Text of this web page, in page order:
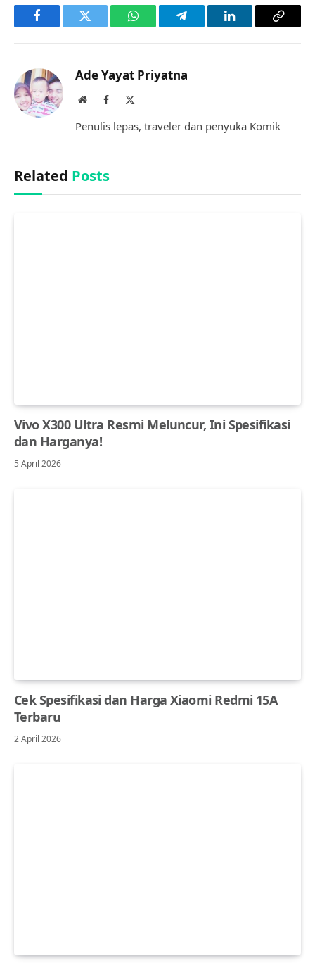
FacebookTwitter WhatsAppTelegramLinkedInCopy
Ade Yayat Priyatna
WebsiteFacebook
Penulis lepas, traveler dan penyuka Komik
Related Posts
Vivo X300 Ultra Resmi Meluncur, Ini Spesifikasi
dan Harganya!
5 April 2026
Cek Spesifikasi dan Harga Xiaomi Redmi 15A
Terbaru
2 April 2026